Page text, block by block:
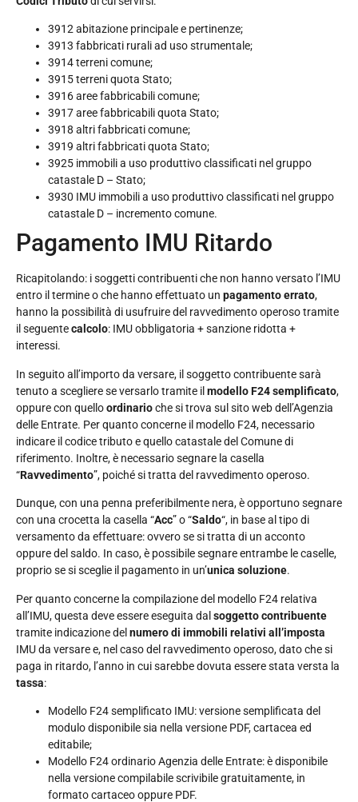
3912 abitazione principale e pertinenze;
3913 fabbricati rurali ad uso strumentale;
3914 terreni comune;
3915 terreni quota Stato;
3916 aree fabbricabili comune;
3917 aree fabbricabili quota Stato;
3918 altri fabbricati comune;
3919 altri fabbricati quota Stato;
3925 immobili a uso produttivo classificati nel gruppo
catastale D – Stato;
3930 IMU immobili a uso produttivo classificati nel gruppo
catastale D – incremento comune.
Pagamento IMU Ritardo
Ricapitolando: i soggetti contribuenti che non hanno versato l’IMU
entro il termine o che hanno effettuato un pagamento errato,
hanno la possibilità di usufruire del ravvedimento operoso tramite
il seguentecalcolo: IMU obbligatoria + sanzione ridotta +
interessi.
In seguito all’importo da versare, il soggetto contribuente sarà
tenuto a scegliere se versarlo tramite il modello F24 semplificato,
oppure con quelloordinarioche si trova sul sito web dell’Agenzia
delle Entrate. Per quanto concerne il modello F24, necessario
indicare il codice tributo e quello catastale del Comune di
riferimento. Inoltre, è necessario segnare la casella
“Ravvedimento”, poiché si tratta del ravvedimento operoso.
Dunque, con una penna preferibilmente nera, è opportuno segnare
con una crocetta la casella “Acc” o “Saldo“, in base al tipo di
versamento da effettuare: ovvero se si tratta di un acconto
oppure del saldo. In caso, è possibile segnare entrambe le caselle,
proprio se si sceglie il pagamento in un’unica soluzione.
Per quanto concerne la compilazione del modello F24 relativa
all’IMU, questa deve essere eseguita dalsoggetto contribuente
tramite indicazione delnumero di immobili relativi all’imposta
IMU da versare e, nel caso del ravvedimento operoso, dato che si
paga in ritardo, l’anno in cui sarebbe dovuta essere stata versta la
tassa:
Modello F24 semplificato IMU: versione semplificata del
modulo disponibile sia nella versione PDF, cartacea ed
editabile;
Modello F24 ordinario Agenzia delle Entrate: è disponibile
nella versione compilabile scrivibile gratuitamente, in
formato cartaceo oppure PDF.